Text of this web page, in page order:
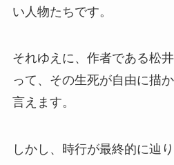
い人物たちです。
それゆえに、作者である松
って、その生死が自由に描
言えます。
しかし、時行が最終的に辿